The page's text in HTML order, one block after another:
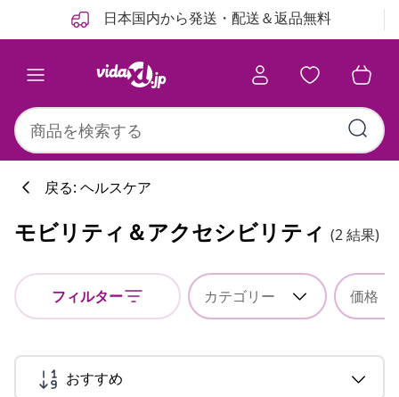
日本国内から発送・配送＆返品無料
戻る: ヘルスケア
モビリティ＆アクセシビリティ (2 結果)
フィルター カテゴリー 価格
おすすめ